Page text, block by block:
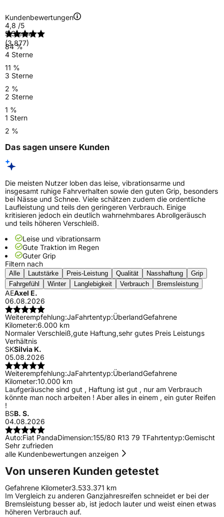
Kundenbewertungen
4,8 /5
(3.877)
5 Sterne
84 %
4 Sterne
11 %
3 Sterne
2 %
2 Sterne
1 %
1 Stern
2 %
Das sagen unsere Kunden
Die meisten Nutzer loben das leise, vibrationsarme und
insgesamt ruhige Fahrverhalten sowie den guten Grip, besonders
bei Nässe und Schnee. Viele schätzen zudem die ordentliche
Laufleistung und teils den geringeren Verbrauch. Einige
kritisieren jedoch ein deutlich wahrnehmbares Abrollgeräusch
und teils höheren Verschleiß.
Leise und vibrationsarm
Gute Traktion im Regen
Guter Grip
Filtern nach
Alle Lautstärke Preis-Leistung Qualität Nasshaftung
Grip
Fahrgefühl
Winter Langlebigkeit Verbrauch Bremsleistung
AEAxel E.
06.08.2026
Weiterempfehlung:JaFahrtentyp:ÜberlandGefahrene
Kilometer:6.000 km
Normaler Verschleiß,gute Haftung,sehr gutes Preis Leistungs
Verhältnis
SKSilvia K.
05.08.2026
Weiterempfehlung:JaFahrtentyp:ÜberlandGefahrene
Kilometer:10.000 km
Laufgeräusche sind gut , Haftung ist gut , nur am Verbrauch
könnte man noch arbeiten ! Aber alles in einem , ein guter Reifen
!
BSB. S.
04.08.2026
Auto:Fiat PandaDimension:155/80 R13 79 TFahrtentyp:Gemischt
Sehr zufrieden
alle Kundenbewertungen anzeigen
Von unseren Kunden getestet
Gefahrene Kilometer3.533.371 km
Im Vergleich zu anderen Ganzjahresreifen schneidet er bei der
Bremsleistung besser ab, ist jedoch lauter und weist einen etwas
höheren Verbrauch auf.